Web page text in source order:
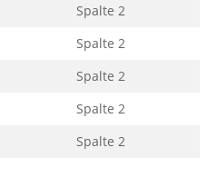
Spalte 2
Spalte 2
Spalte 2
Spalte 2
Spalte 2